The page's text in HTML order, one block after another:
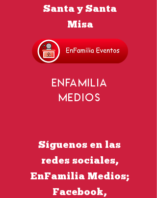
Santa y Santa
Misa
EnFamilia
Medios
Síguenos en las
redes sociales,
EnFamilia Medios;
Facebook,